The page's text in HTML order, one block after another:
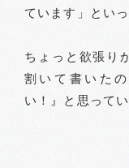
ています」とい
ちょっと欲張り
割いて書いた
い！』と思ってい